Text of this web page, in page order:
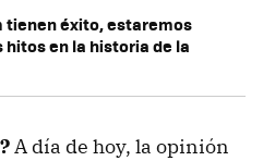
tienen éxito, estaremos
en la historia de la
A día de hoy, la opinión